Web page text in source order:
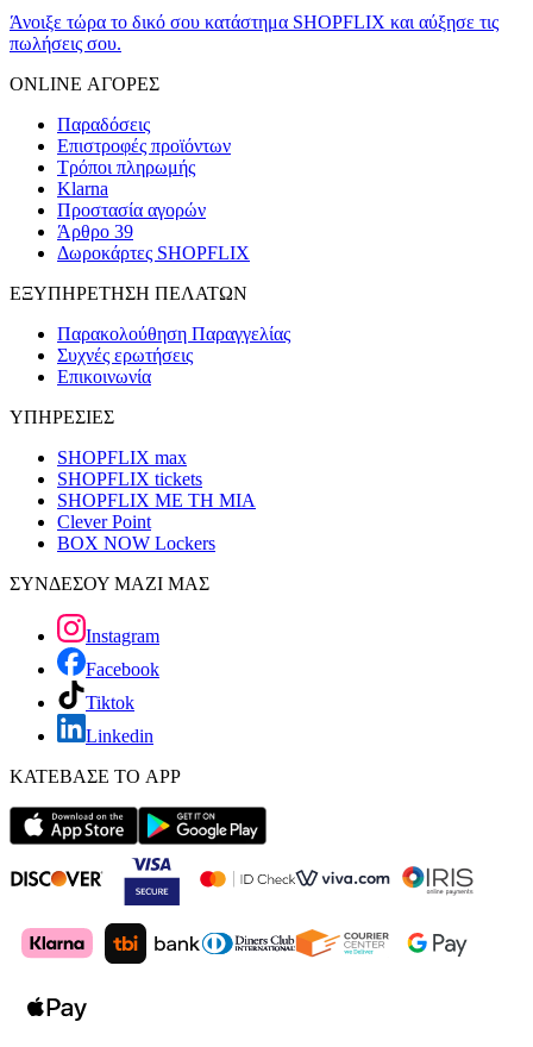
Άνοιξε τώρα το δικό σου κατάστημα SHOPFLIX και αύξησε τις
πωλήσεις σου.
ONLINE ΑΓΟΡΕΣ
Παραδόσεις
Επιστροφές προϊόντων
Τρόποι πληρωμής
Klarna
Προστασία αγορών
Άρθρο 39
Δωροκάρτες SHOPFLIX
ΕΞΥΠΗΡΕΤΗΣΗ ΠΕΛΑΤΩΝ
Παρακολούθηση Παραγγελίας
Συχνές ερωτήσεις
Επικοινωνία
ΥΠΗΡΕΣΙΕΣ
SHOPFLIX max
SHOPFLIX tickets
SHOPFLIX ΜΕ ΤΗ ΜΙΑ
Clever Point
BOX NOW Lockers
ΣΥΝΔΕΣΟΥ ΜΑΖΙ ΜΑΣ
Instagram
Facebook
Tiktok
Linkedin
ΚΑΤΕΒΑΣΕ ΤΟ APP